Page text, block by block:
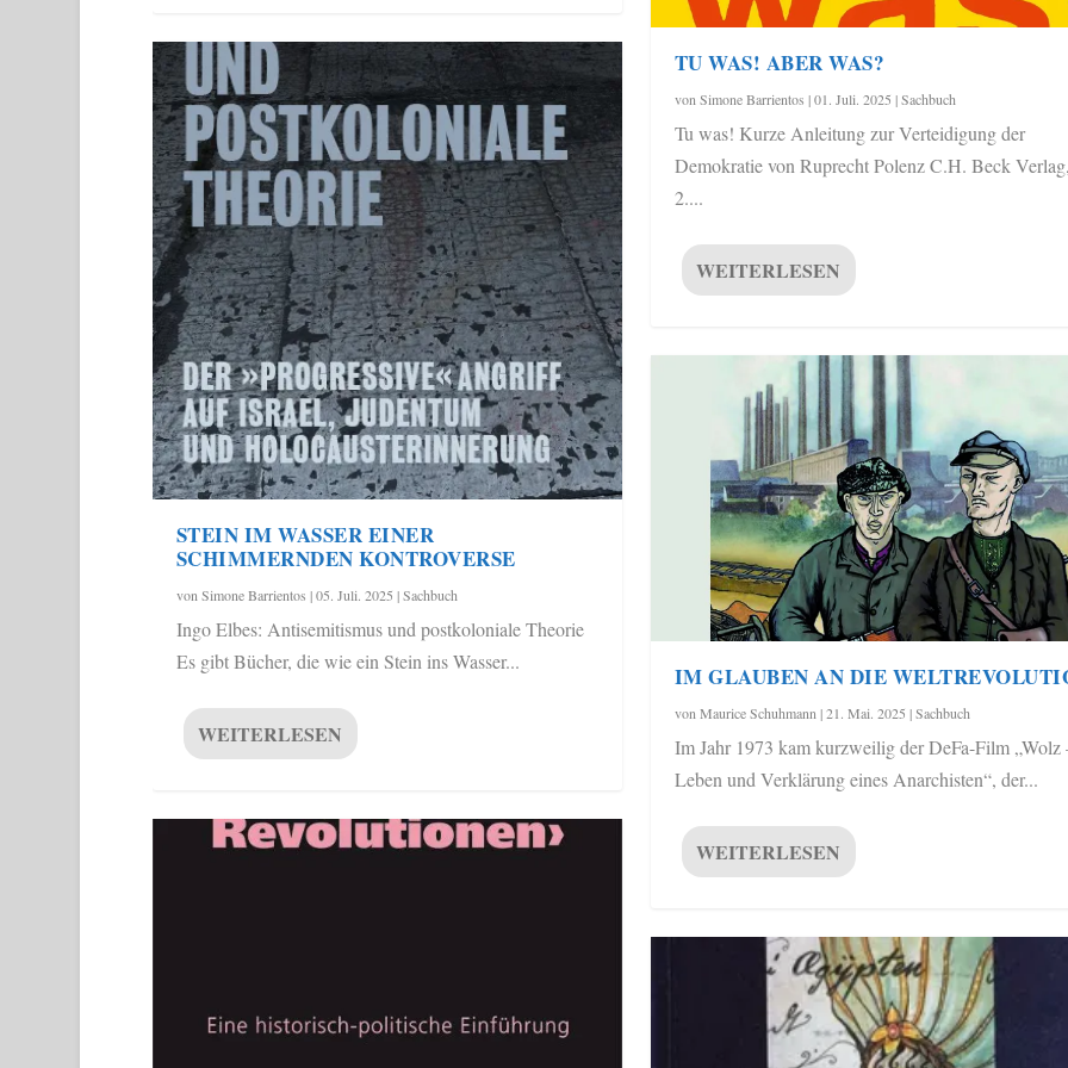
STEIN IM WASSER EINER
SCHIMMERNDEN KONTROVERSE
von Simone Barrientos |05. Juli. 2025 |Sachbuch
Ingo Elbes: Antisemitismus und postkoloniale Theorie
Es gibt Bücher, die wie ein Stein ins Wasser...
WEITERLESEN
TU WAS! ABER WAS?
von Simone Barrientos |01. Juli. 2025 |Sachbuch
Tu was! Kurze Anleitung zur Verteidigung der
Demokratie von Ruprecht Polenz C.H. Beck
2....
WEITERLESEN
IM GLAUBEN AN DIE
von Maurice Schuhmann |21. Mai. 2025 |Sachbuch
Im Jahr 1973 kam kurzweilig der DeFa-Film „Wolz
Leben und Verklärung eines Anarchisten“, der...
WEITERLESEN